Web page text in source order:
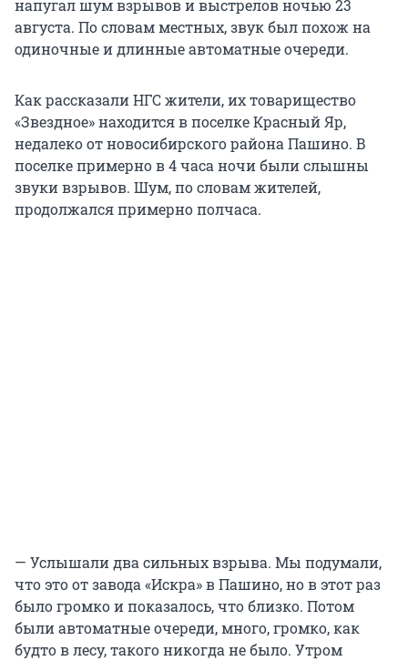
напугал шум взрывов и выстрелов ночью 23
августа. По словам местных, звук был похож на
одиночные и длинные автоматные очереди.
Как рассказали НГС жители, их товарищество
«Звездное» находится в поселке Красный Яр,
недалеко от новосибирского района Пашино. В
поселке примерно в 4 часа ночи были слышны
звуки взрывов. Шум, по словам жителей,
продолжался примерно полчаса.
— Услышали два сильных взрыва. Мы подумали,
что это от завода «Искра» в Пашино, но в этот раз
было громко и показалось, что близко. Потом
были автоматные очереди, много, громко, как
будто в лесу, такого никогда не было. Утром